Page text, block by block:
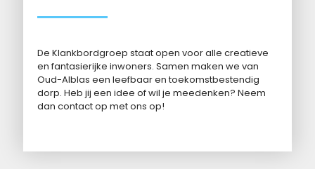
De Klankbordgroep staat open voor alle creatieve
en fantasierijke inwoners. Samen maken we van
Oud-Alblas een leefbaar en toekomstbestendig
dorp. Heb jij een idee of wil je meedenken? Neem
dan contact op met ons op!